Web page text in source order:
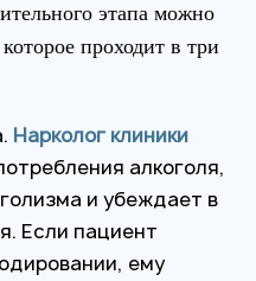
этапа можно
проходит в три
Нарколог клиники
алкоголя,
и убеждает в
Если пациент
ему